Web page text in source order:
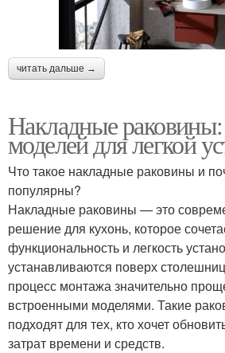
читать дальше →
Накладные
моделей для легкой
Что такое накладные раковины и
популярны?
Накладные раковины — это
решение для кухонь, которое
функциональность и легкость
устанавливаются поверх
процесс монтажа значительно
встроенными моделями. Такие
подходят для тех, кто хочет
затрат времени и средств.